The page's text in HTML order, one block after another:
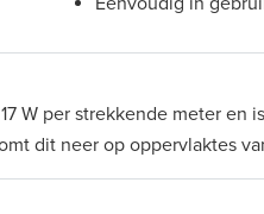
W per strekkende meter en
dit neer op oppervlaktes